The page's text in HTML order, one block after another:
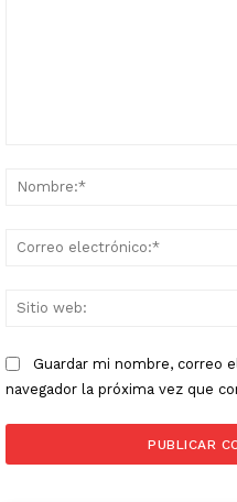
Guardar mi nombre, correo
navegador la próxima vez que